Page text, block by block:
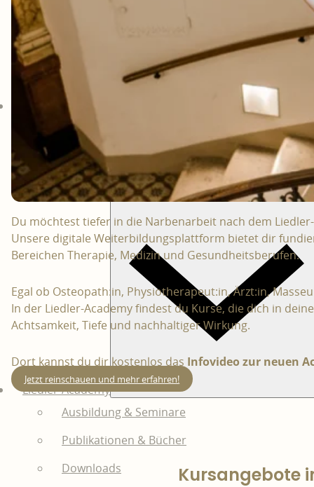
Über uns
Über Michaela Liedler
Unser Team
Liedler-Academy
Ausbildung & Seminare
Publikationen & Bücher
Downloads
Du möchtest tiefer in die Narbenarbeit nach dem
Unsere digitale Weiterbildungsplattform bietet dir
Bereichen Therapie, Medizin und Gesundheitsberufen.
Egal ob Osteopath:in, Physiotherapeut:in, Ärzt:in,
In der Liedler-Academy findest du Kurse, die dich in
Achtsamkeit, Tiefe und nachhaltiger Wirkung.
Dort kannst du dir kostenlos das Infovideo zur neuen
Jetzt reinschauen und mehr erfahren!
Kursangebote